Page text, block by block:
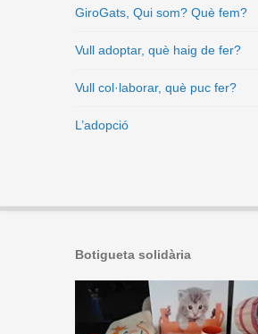
GiroGats, Qui som? Què fem?
Vull adoptar, què haig de fer?
Vull col·laborar, què puc fer?
L’adopció
Botigueta solidària